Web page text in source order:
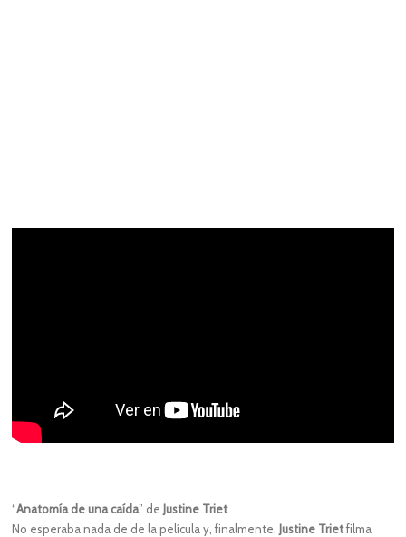
“Anatomía de una caída” de Justine Triet
No esperaba nada de de la película y, finalmente, Justine Trietfilma